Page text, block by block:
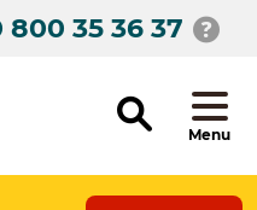
800 35 36 37
Menu